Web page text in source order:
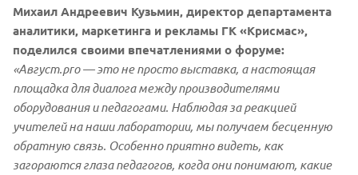
Михаил Андреевич Кузьмин, директор департамента
аналитики, маркетинга и рекламы ГК «Крисмас»,
поделился своими впечатлениями о форуме:
«Август.pro — это не просто выставка, а настоящая
площадка для диалога между производителями
оборудования и педагогами. Наблюдая за реакцией
учителей на наши лаборатории, мы получаем бесценную
обратную связь. Особенно приятно видеть, как
загораются глаза педагогов, когда они понимают, какие